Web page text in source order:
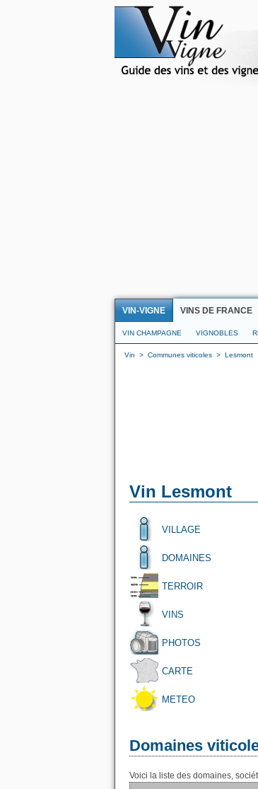
VIN-VIGNE VINS DE FRANCE
VIN CHAMPAGNE VIGNOBLES
Vin > Communes viticoles > Lesmont
Vin Lesmont
VILLAGE
DOMAINES
TERROIR
VINS
PHOTOS
CARTE
METEO
Domaines
Voici la liste des domaines,